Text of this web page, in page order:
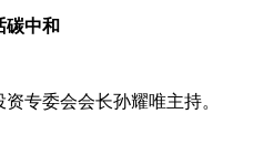
中和
专委会会长孙耀唯主持。